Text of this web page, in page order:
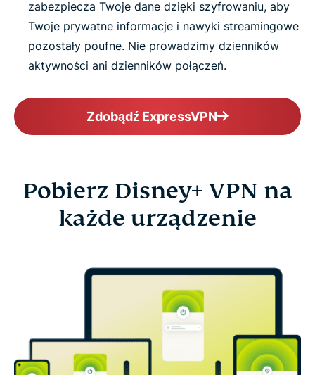
zabezpiecza Twoje dane dzięki szyfrowaniu, aby
Twoje prywatne informacje i nawyki streamingowe
pozostały poufne. Nie prowadzimy dzienników
aktywności ani dzienników połączeń.
Zdobądź ExpressVPN
Pobierz Disney+ VPN na
każde urządzenie